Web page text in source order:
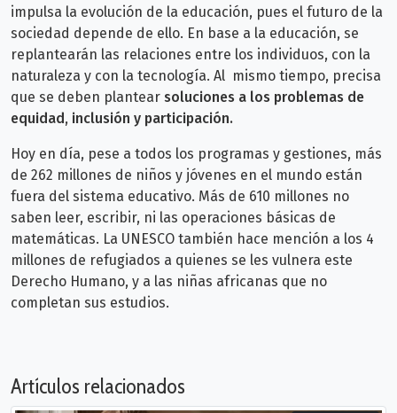
impulsa la evolución de la educación, pues el futuro de la
sociedad depende de ello. En base a la educación, se
replantearán las relaciones entre los individuos, con la
naturaleza y con la tecnología. Al mismo tiempo, precisa
que se deben plantear soluciones a los problemas de
equidad, inclusión y participación.
Hoy en día, pese a todos los programas y gestiones, más
de 262 millones de niños y jóvenes en el mundo están
fuera del sistema educativo. Más de 610 millones no
saben leer, escribir, ni las operaciones básicas de
matemáticas. La UNESCO también hace mención a los 4
millones de refugiados a quienes se les vulnera este
Derecho Humano, y a las niñas africanas que no
completan sus estudios.
Artículos relacionados